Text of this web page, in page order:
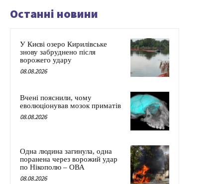
Останні новини
У Києві озеро Кирилівське
знову забруднено після
ворожего удару
08.08.2026
Вчені пояснили, чому
еволюціонував мозок приматів
08.08.2026
Одна людина загинула, одна
поранена через ворожий удар
по Нікополю – ОВА
08.08.2026